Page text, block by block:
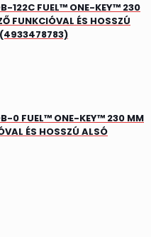
122C FUEL™ ONE-KEY™ 230
FUNKCIÓVAL ÉS HOSSZÚ
(4933478783)
0 FUEL™ ONE-KEY™ 230 MM
ÉS HOSSZÚ ALSÓ